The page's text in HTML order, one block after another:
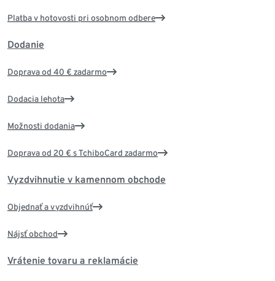
Platba v hotovosti pri osobnom odbere
Dodanie
Doprava od 40 € zadarmo
Dodacia lehota
Možnosti dodania
Doprava od 20 € s TchiboCard zadarmo
Vyzdvihnutie v kamennom obchode
Objednať a vyzdvihnúť
Nájsť obchod
Vrátenie tovaru a reklamácie